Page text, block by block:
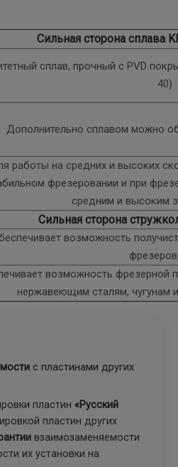
Сильная сторона сплава
сплав, прочный с PVD
40)
Дополнительно сплавом можно
работы на средних и высоких
фрезеровании и при
средним и высоким
Сильная сторона
возможность
возможность фрезерной
нержавеющим сталям, чугунам
с пластинами других
пластин «Русский
пластин других
взаимозаменяемости
их установки на